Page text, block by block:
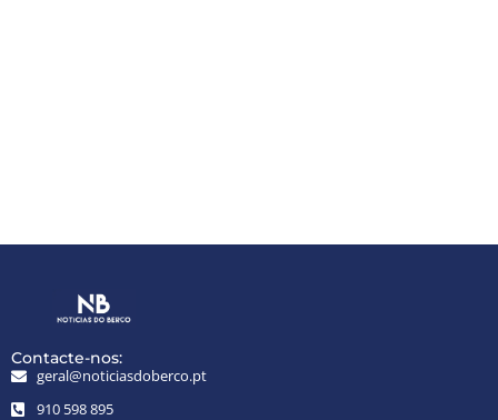
Contacte-nos:
geral@noticiasdoberco.pt
910 598 895